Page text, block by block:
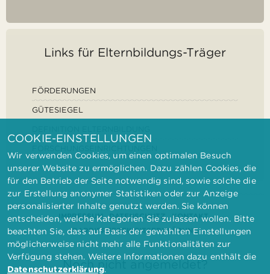
Links für Elternbildungs-Träger
FÖRDERUNGEN
GÜTESIEGEL
IMPRESSUM DATENSCHUTZ
KONTAKT
BARRIEREFREIHEITSERKLÄRUNG
Noch nicht angemeldet?
COOKIE-EINSTELLUNGEN
Wir verwenden Cookies, um einen optimalen Besuch
unserer Website zu ermöglichen. Dazu zählen Cookies, die
für den Betrieb der Seite notwendig sind, sowie solche die
zur Erstellung anonymer Statistiken oder zur Anzeige
personalisierter Inhalte genutzt werden. Sie können
entscheiden, welche Kategorien Sie zulassen wollen. Bitte
beachten Sie, dass auf Basis der gewählten Einstellungen
möglicherweise nicht mehr alle Funktionalitäten zur
Verfügung stehen. Weitere Informationen dazu enthält die
Datenschutzerklärung.